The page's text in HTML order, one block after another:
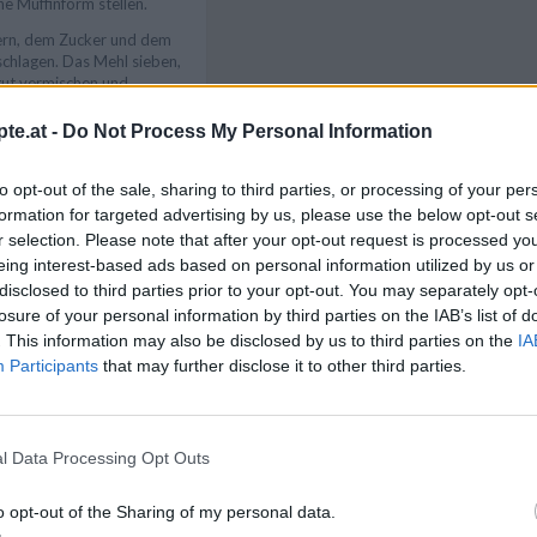
- Do Not Process My Personal Information
opt-out of the sale, sharing to third parties, or processing of your
for targeted advertising by us, please use the below opt-out
selection. Please note that after your opt-out request is processed
interest-based ads based on personal information utilized by us
to third parties prior to your opt-out. You may separately
of your personal information by third parties on the IAB’s list of
This information may also be disclosed by us to third parties on the
Participants that may further disclose it to other third parties.
Data Processing Opt Outs
opt-out of the Sharing of my personal data.
dem Zucker und dem
Das Mehl sieben,
vermischen und
die
auf die Förmchen
Artikelempfehlung